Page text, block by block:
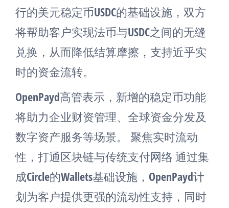
行的美元稳定币USDC的基础设施，双方
将帮助客户实现法币与USDC之间的无缝
兑换，从而降低结算摩擦，支持近乎实
时的资金流转。
OpenPayd高管表示，新增的稳定币功能
将助力企业财资管理、全球资金分发及
数字资产服务等场景。 聚焦实时流动
性，打通区块链与传统支付网络 通过集
成Circle的Wallets基础设施，OpenPayd计
划为客户提供更强的流动性支持，同时